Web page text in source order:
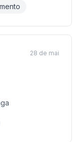
28 de mai